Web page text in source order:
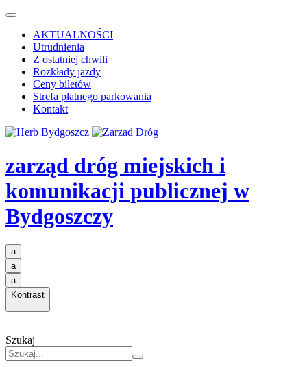
AKTUALNOŚCI
Utrudnienia
Z ostatniej chwili
Rozkłady jazdy
Ceny biletów
Strefa płatnego parkowania
Kontakt
zarząd dróg miejskich i
komunikacji publicznej w
Bydgoszczy
a
a
a
Kontrast
Szukaj